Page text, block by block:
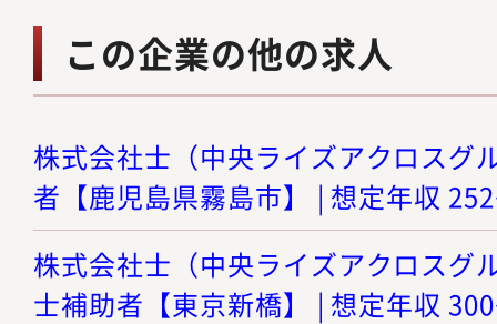
この企業の他の求人
株式会社士（中央ライズアクロスグ
者【鹿児島県霧島市】 | 想定年収
株式会社士（中央ライズアクロスグ
士補助者【東京新橋】 | 想定年収